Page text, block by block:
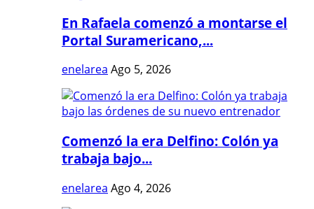
En Rafaela comenzó a montarse el
Portal Suramericano,...
enelarea Ago 5, 2026
Comenzó la era Delfino: Colón ya
trabaja bajo...
enelarea Ago 4, 2026